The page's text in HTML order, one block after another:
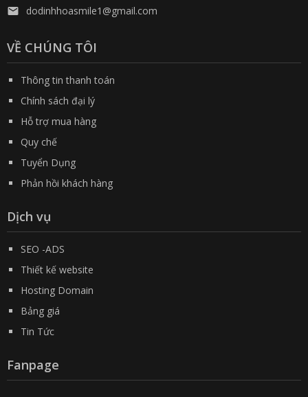
 dodinhhoasmile1@gmail.com
VỀ CHÚNG TÔI
Thông tin thanh toán
Chính sách đại lý
Hỗ trợ mua hàng
Quy chế
Tuyển Dụng
Phản hồi khách hàng
Dịch vụ
SEO -ADS
Thiết kế website
Hosting Domain
Bảng giá
Tin Tức
Fanpage